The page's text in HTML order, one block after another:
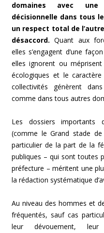
domaines avec
décisionnelle dans tous
un respect total de
désaccord. Quant aux
elles s’engagent d’une
elles ignorent ou
écologiques et le
collectivités génèrent
comme dans tous autres
Les dossiers importants
(comme le Grand stade
particulier de la part de la
publiques – qui sont toutes
préfecture – méritent une
la rédaction systématique
Au niveau des hommes et
fréquentés, sauf cas
leur dévouement,